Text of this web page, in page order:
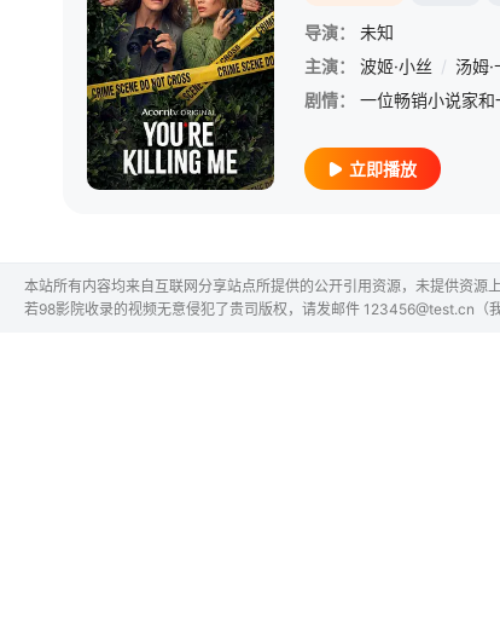
导演：
未知
主演：
波姬·小丝 / 汤姆
剧情：
立即播放
本站所有内容均来自互联网分享站点所提供的公开引用资源，未提供资源上
若98影院收录的视频无意侵犯了贵司版权，请发邮件 123456@test.cn（